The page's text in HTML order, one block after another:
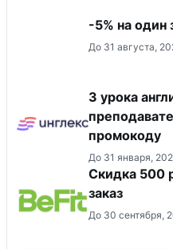
-5% на один
До 31 августа,
3 урока
промокоду
До 31 января,
Скидка 500
заказ
До 30 сентября,